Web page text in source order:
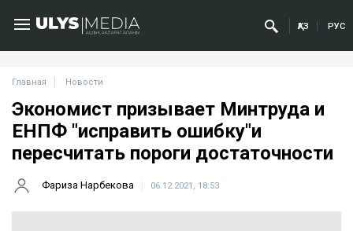
ҚАЗ РУС
Главная Новости
Экономист призывает Минтруда и
ЕНПФ "исправить ошибку"и
пересчитать пороги достаточности
Фариза Нарбекова 06.12.2021, 18:53